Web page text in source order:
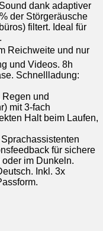
dank adaptiver
der Störgeräusche
filtert. Ideal für
Reichweite und nur
und Videos. 8h
Schnellladung:
und
mit 3-fach
Halt beim Laufen,
für sichere
im Dunkeln.
Inkl. 3x